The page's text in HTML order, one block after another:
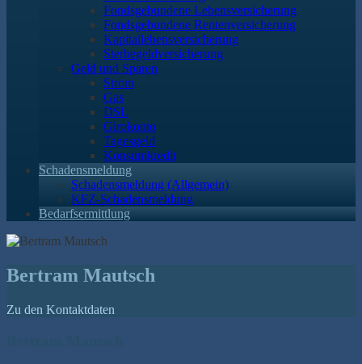
Fondsgebundene Lebensversicherung
Fondsgebundene Rentenversicherung
Kapitallebensversicherung
Sterbegeldversicherung
Geld und Sparen
Strom
Gas
DSL
Girokonto
Tagesgeld
Konsumkredit
Schadensmeldung
Schadensmeldung (Allgemein)
KFZ-Schadensmeldung
Bedarfsermittlung
Bertram Mautsch
Zu den Kontaktdaten